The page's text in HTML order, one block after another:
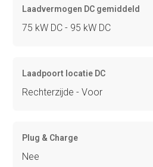
Laadvermogen DC gemiddeld
75 kW DC - 95 kW DC
Laadpoort locatie DC
Rechterzijde - Voor
Plug & Charge
Nee